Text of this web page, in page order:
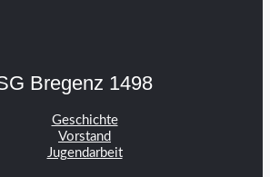
Bregenz 1498
Geschichte
Vorstand
Jugendarbeit